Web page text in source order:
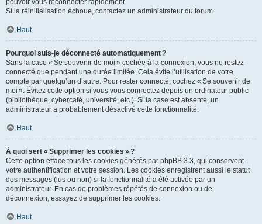
pouvoir vous reconnecter rapidement.
Si la réinitialisation échoue, contactez un administrateur du forum.
Haut
Pourquoi suis-je déconnecté automatiquement ?
Sans la case « Se souvenir de moi » cochée à la connexion, vous ne restez
connecté que pendant une durée limitée. Cela évite l’utilisation de votre
compte par quelqu’un d’autre. Pour rester connecté, cochez « Se souvenir de
moi ». Évitez cette option si vous vous connectez depuis un ordinateur public
(bibliothèque, cybercafé, université, etc.). Si la case est absente, un
administrateur a probablement désactivé cette fonctionnalité.
Haut
À quoi sert « Supprimer les cookies » ?
Cette option efface tous les cookies générés par phpBB 3.3, qui conservent
votre authentification et votre session. Les cookies enregistrent aussi le statut
des messages (lus ou non) si la fonctionnalité a été activée par un
administrateur. En cas de problèmes répétés de connexion ou de
déconnexion, essayez de supprimer les cookies.
Haut